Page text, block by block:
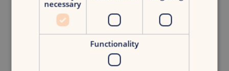
Ontdek jouw groei.
Krijg inzicht in jouw digitale marketing
met een discovery groeiscan.
Gratis groeiscan
necessary
Functionality